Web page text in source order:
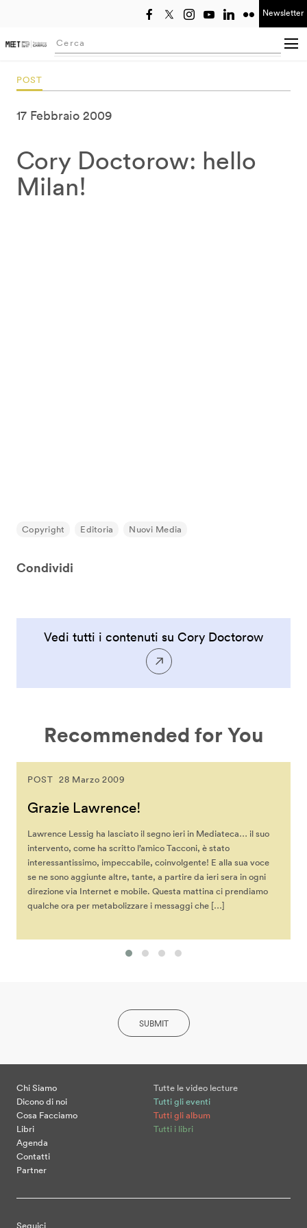
Newsletter
Searching...
POST
17 Febbraio 2009
Cory Doctorow: hello
Milan!
Copyright Editoria Nuovi Media
Condividi
Vedi tutti i contenuti su Cory Doctorow
Recommended for You
POST 28 Marzo 2009
Grazie Lawrence!
Lawrence Lessig ha lasciato il segno ieri in Mediateca… il suo
intervento, come ha scritto l’amico Tacconi, è stato
interessantissimo, impeccabile, coinvolgente! E alla sua voce
se ne sono aggiunte altre, tante, a partire da ieri sera in ogni
direzione via Internet e mobile. Questa mattina ci prendiamo
qualche ora per metabolizzare i messaggi che […]
SUBMIT
Chi Siamo
Dicono di noi
Cosa Facciamo
Libri
Agenda
Contatti
Partner
Tutte le video lecture
Tutti gli eventi
Tutti gli album
Tutti i libri